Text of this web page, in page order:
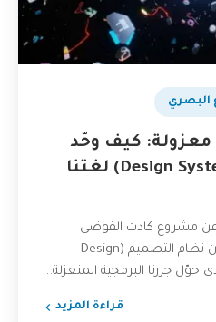
البصري
معزولة: كيف وحّد
نظام التصميم (Design System) لغتنا
عن مشروع كادت الفوضى
البصرية أن تلتهمه، وكيف كان نظام التصميم (Design
قراءة المزيد